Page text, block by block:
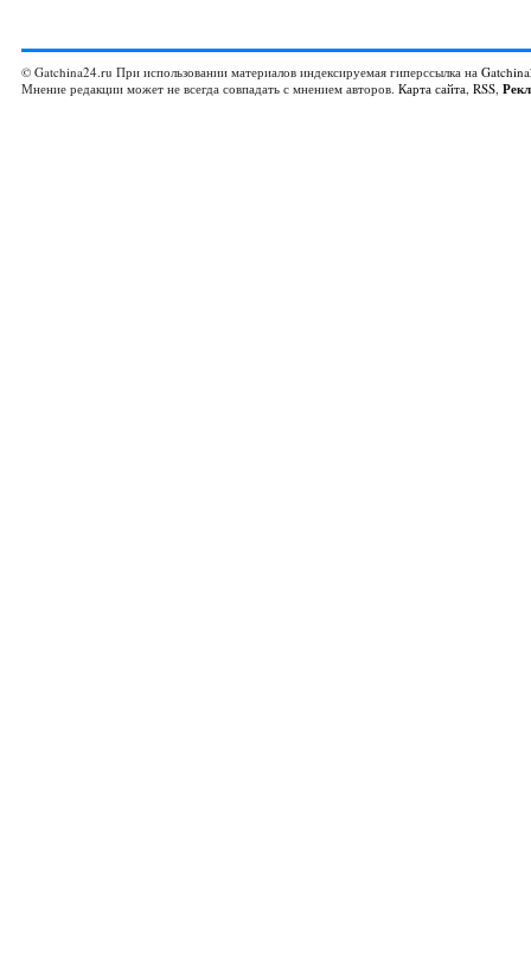
© Gatchina24.ru При использовании материалов индексируемая гиперссылка на
Мнение редакции может не всегда совпадать с мнением авторов. Карта сайта, RSS,